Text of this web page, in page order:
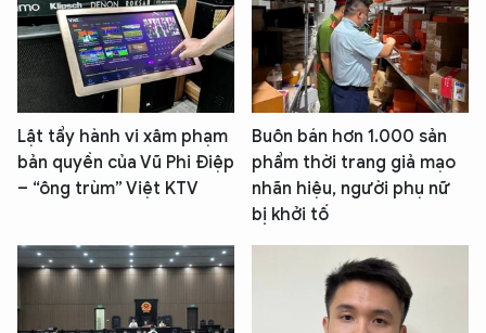
Lật tẩy hành vi xâm phạm
bản quyền của Vũ Phi Điệp
– “ông trùm” Việt KTV
Buôn bán hơn 1.000 sản
phẩm thời trang giả mạo
nhãn hiệu, người phụ nữ
bị khởi tố